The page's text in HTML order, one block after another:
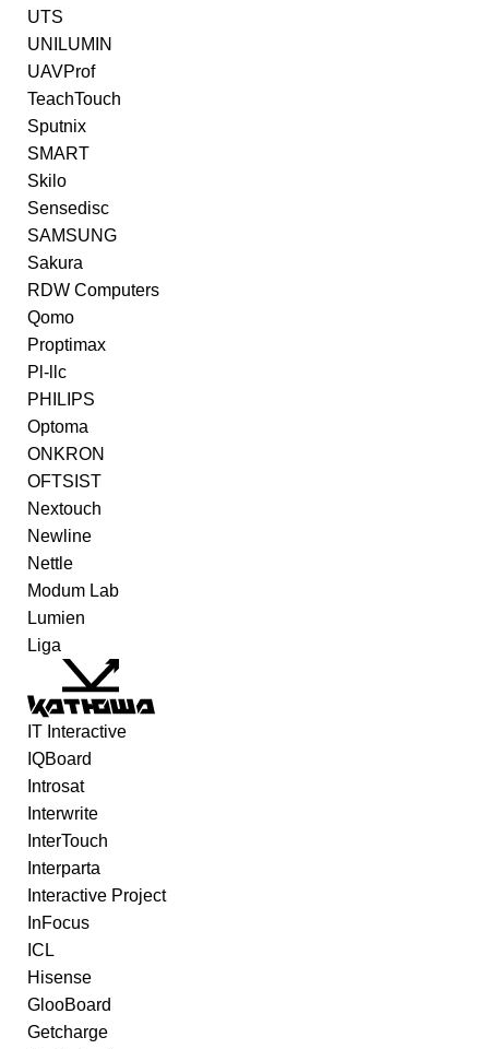
UTS
UNILUMIN
UAVProf
TeachTouch
Sputnix
SMART
Skilo
Sensedisc
SAMSUNG
Sakura
RDW Computers
Qomo
Proptimax
Pl-llc
PHILIPS
Optoma
ONKRON
OFTSIST
Nextouch
Newline
Nettle
Modum Lab
Lumien
Liga
IT Interactive
IQBoard
Introsat
Interwrite
InterTouch
Interparta
Interactive Project
InFocus
ICL
Hisense
GlooBoard
Getcharge